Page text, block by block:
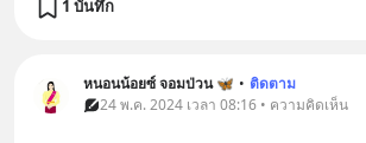
1 บันทึก
หนอนน้อยซ์ จอมป่วน 🦋 • ติดตาม
24 พ.ค. 2024 เวลา 08:16 • ความคิดเห็น